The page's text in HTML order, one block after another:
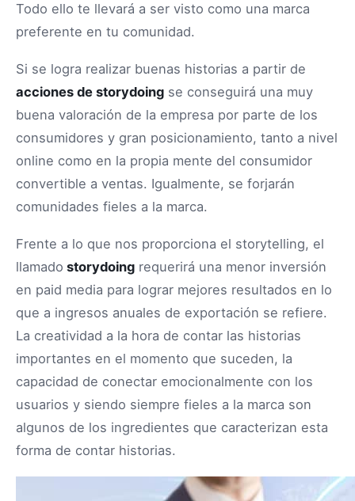
Todo ello te llevará a ser visto como una marca
preferente en tu comunidad.
Si se logra realizar buenas historias a partir de
acciones de storydoing se conseguirá una muy
buena valoración de la empresa por parte de los
consumidores y gran posicionamiento, tanto a nivel
online como en la propia mente del consumidor
convertible a ventas. Igualmente, se forjarán
comunidades fieles a la marca.
Frente a lo que nos proporciona el storytelling, el
llamado storydoing requerirá una menor inversión
en paid media para lograr mejores resultados en lo
que a ingresos anuales de exportación se refiere.
La creatividad a la hora de contar las historias
importantes en el momento que suceden, la
capacidad de conectar emocionalmente con los
usuarios y siendo siempre fieles a la marca son
algunos de los ingredientes que caracterizan esta
forma de contar historias.